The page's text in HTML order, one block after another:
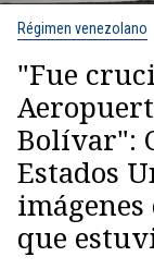
Régimen venezolano
"Fue
Bolívar":
Estados
imágenes
que